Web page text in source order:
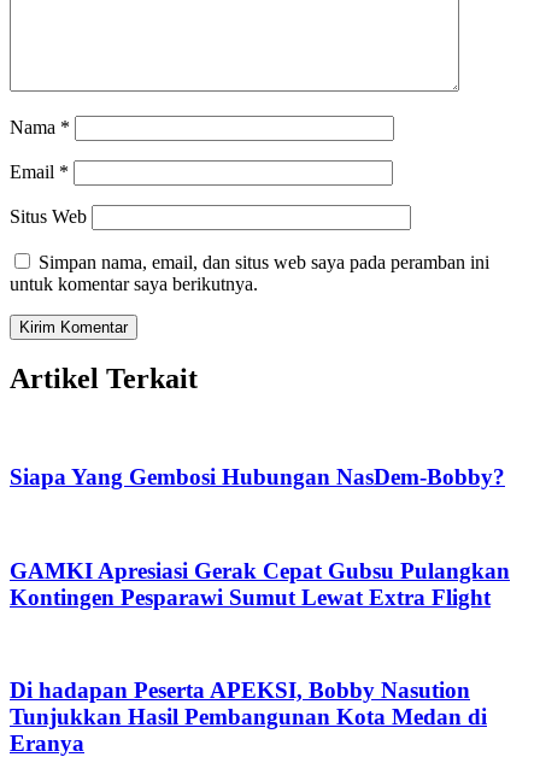
Nama *
Email *
Situs Web
Simpan nama, email, dan situs web saya pada peramban ini
untuk komentar saya berikutnya.
Artikel Terkait
Siapa Yang Gembosi Hubungan NasDem-Bobby?
GAMKI Apresiasi Gerak Cepat Gubsu Pulangkan
Kontingen Pesparawi Sumut Lewat Extra Flight
Di hadapan Peserta APEKSI, Bobby Nasution
Tunjukkan Hasil Pembangunan Kota Medan di
Eranya